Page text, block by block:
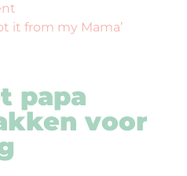
it from my Mama’
papa
voor